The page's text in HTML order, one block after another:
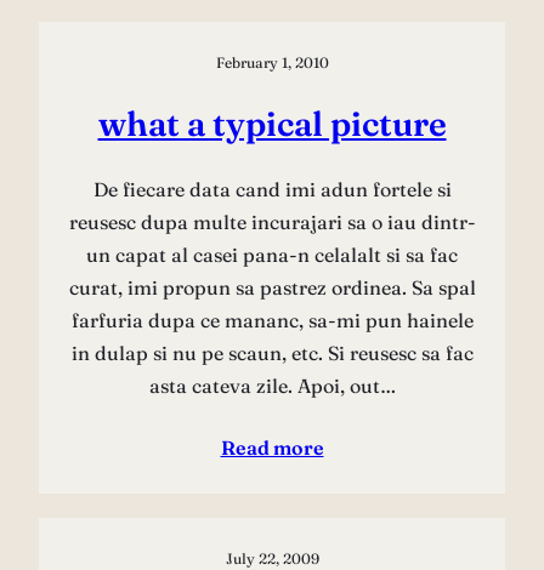
February 1, 2010
what a typical picture
De fiecare data cand imi adun fortele si
reusesc dupa multe incurajari sa o iau dintr-
un capat al casei pana-n celalalt si sa fac
curat, imi propun sa pastrez ordinea. Sa spal
farfuria dupa ce mananc, sa-mi pun hainele
in dulap si nu pe scaun, etc. Si reusesc sa fac
asta cateva zile. Apoi, out…
Read more
July 22, 2009